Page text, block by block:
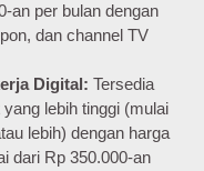
an per bulan dengan
dan channel TV
Digital: Tersedia
lebih tinggi (mulai
lebih) dengan harga
dari Rp 350.000-an